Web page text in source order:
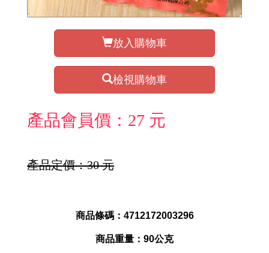
放入購物車
檢視購物車
產品會員價：27 元
產品定價：30 元
商品條碼：4712172003296
商品重量：90公克